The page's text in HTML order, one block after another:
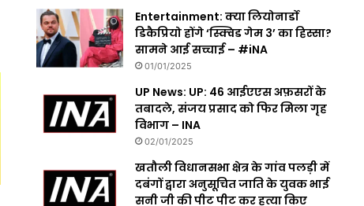
Entertainment: क्या लियोनार्डो
डिकैप्रियो होंगे ‘स्क्विड गेम 3’ का हिस्सा?
सामने आई सच्चाई – #iNA
01/01/2025
UP News: UP: 46 आईएएस अफ़सरों के
तबादले, संजय प्रसाद को फिर मिला गृह
विभाग – INA
02/01/2025
खतौली विधानसभा क्षेत्र के गांव पलड़ी में
दबंगों द्वारा अनुसूचित जाति के युवक भाई
सनी जी की पीट पीट कर हत्या किए